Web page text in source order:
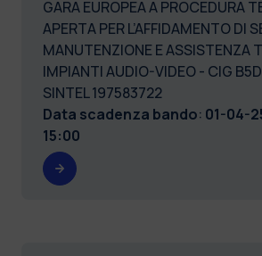
GARA EUROPEA A PROCEDURA
APERTA PER L’AFFIDAMENTO DI
MANUTENZIONE E ASSISTENZA
IMPIANTI AUDIO-VIDEO - CIG
SINTEL 197583722
Data scadenza bando: 01-04-
15:00